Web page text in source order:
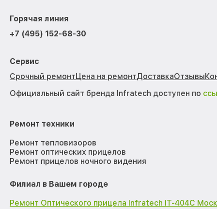
Горячая линия
+7 (495) 152-68-30
Сервис
Срочный ремонтЦена на ремонтДоставкаОтзывы
Официальный сайт бренда Infratech доступен по
Ремонт техники
Ремонт тепловизоров
Ремонт оптических прицелов
Ремонт прицелов ночного видения
Филиал в Вашем городе
Ремонт Оптического прицела Infratech IT-404C